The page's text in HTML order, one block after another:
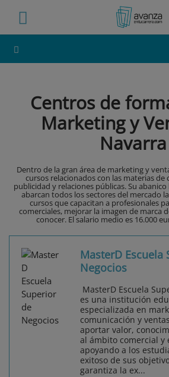
Centros de
Marketing y
Navarra
Dentro de la gran área de marketing y
cursos relacionados con las materias de
publicidad y relaciones públicas. Su
abarcan todos los sectores del mercado
cursos que capacitan a profesionales
comerciales, mejorar la imagen de marca
conocer. El salario medio es 16.000
MasterD Escuela
Negocios
MasterD Escuela
es una institución
especializada en
comunicación y
aportar valor,
al ámbito comercial y
apoyando a los
exitoso de sus
garantiza la ex...